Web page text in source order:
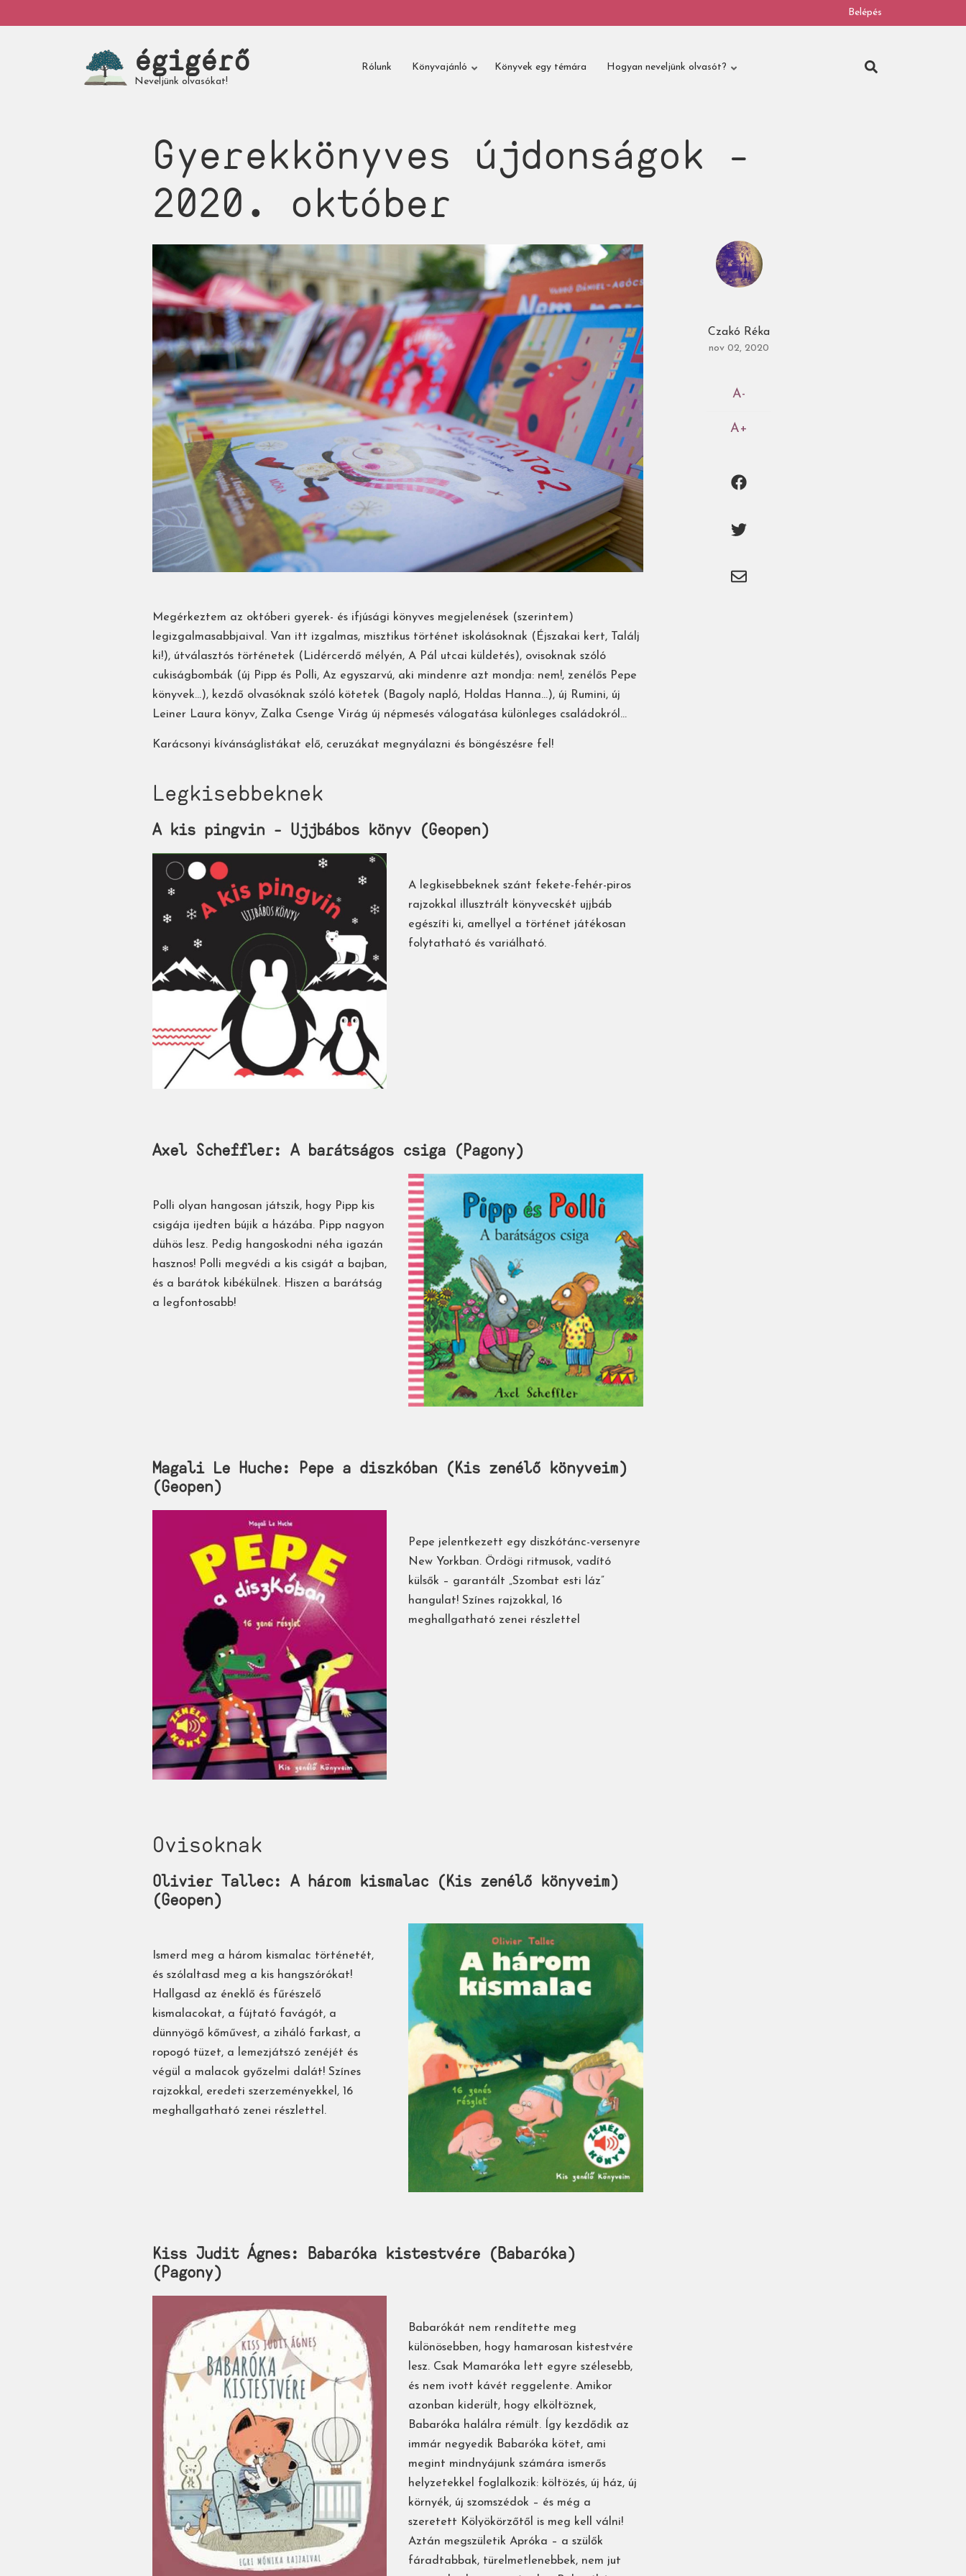
a
My
account
Belépés
égigérő
Neveljünk olvasókat!
Rólunk Könyvajánló Könyvek egy témára Hogyan neveljünk olvasót?
Gyerekkönyves újdonságok -
2020. október
Megérkeztem az októberi gyerek- és ifjúsági könyves megjelenések (szerintem)
legizgalmasabbjaival. Van itt izgalmas, misztikus történet iskolásoknak (Éjszakai kert, Találj
ki!), útválasztós történetek (Lidércerdő mélyén, A Pál utcai küldetés), ovisoknak szóló
cukiságbombák (új Pipp és Polli, Az egyszarvú, aki mindenre azt mondja: nem!, zenélős Pepe
könyvek...), kezdő olvasóknak szóló kötetek (Bagoly napló, Holdas Hanna...), új Rumini, új
Leiner Laura könyv, Zalka Csenge Virág új népmesés válogatása különleges családokról...
Karácsonyi kívánságlistákat elő, ceruzákat megnyálazni és böngészésre fel!
Legkisebbeknek
A kis pingvin - Ujjbábos könyv (Geopen)
A legkisebbeknek szánt fekete-fehér-piros
rajzokkal illusztrált könyvecskét ujjbáb
egészíti ki, amellyel a történet játékosan
folytatható és variálható.
Axel Scheffler: A ​barátságos csiga (Pagony)
Polli olyan hangosan játszik, hogy Pipp kis
csigája ijedten bújik a házába. Pipp nagyon
dühös lesz. Pedig hangoskodni néha igazán
hasznos! Polli megvédi a kis csigát a bajban,
és a barátok kibékülnek. Hiszen a barátság
a legfontosabb!
Magali Le Huche: Pepe ​a diszkóban (Kis zenélő könyveim)
(Geopen)
Pepe jelentkezett egy diszkótánc-versenyre
New Yorkban. Ördögi ritmusok, vadító
külsők – garantált „Szombat esti láz”
hangulat! Színes rajzokkal, 16
meghallgatható zenei részlettel
Ovisoknak
Olivier Tallec: A három kismalac (Kis zenélő könyveim)
(Geopen)
Ismerd meg a három kismalac történetét,
és szólaltasd meg a kis hangszórókat!
Hallgasd az éneklő és fűrészelő
kismalacokat, a fújtató favágót, a
dünnyögő kőművest, a ziháló farkast, a
ropogó tüzet, a lemezjátszó zenéjét és
végül a malacok győzelmi dalát! Színes
rajzokkal, eredeti szerzeményekkel, 16
meghallgatható zenei részlettel.
Kiss Judit Ágnes: Babaróka ​kistestvére (Babaróka)
(Pagony)
Babarókát nem rendítette meg
különösebben, hogy hamarosan kistestvére
lesz. Csak Mamaróka lett egyre szélesebb,
és nem ivott kávét reggelente. Amikor
azonban kiderült, hogy elköltöznek,
Babaróka halálra rémült. Így kezdődik az
immár negyedik Babaróka kötet, ami
megint mindnyájunk számára ismerős
helyzetekkel foglalkozik: költözés, új ház, új
környék, új szomszédok – és még a
szeretett Kölyökörzőtől is meg kell válni!
Aztán megszületik Apróka – a szülők
fáradtabbak, türelmetlenebbek, nem jut
Czakó Réka
nov 02, 2020
A-
A+